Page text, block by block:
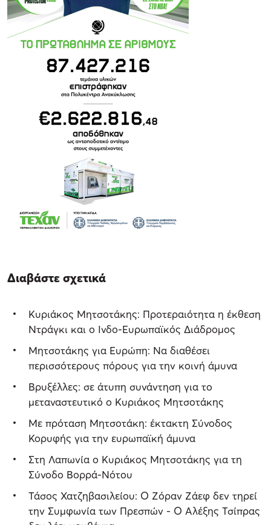
Διαβάστε σχετικά
Κυριάκος Μητσοτάκης: Προτεραιότητα η έκθεση
Ντράγκι και ο Ινδο-Ευρωπαϊκός Διάδρομος
Μητσοτάκης για Ευρώπη: Να διαθέσει
περισσότερους πόρους για την κοινή άμυνα
Βρυξέλλες: σε άτυπη συνάντηση για το
μεταναστευτικό ο Κυριάκος Μητσοτάκης
Με πρόταση Μητσοτάκη: έκτακτη Σύνοδος
Κορυφής για την ευρωπαϊκή άμυνα
Στη Λαπωνία ο Κυριάκος Μητσοτάκης για τη
Σύνοδο Βορρά-Νότου
Τάσος Χατζηβασιλείου: Ο Ζόραν Ζάεφ δεν τηρεί
την Συμφωνία των Πρεσπών - Ο Αλέξης Τσίπρας